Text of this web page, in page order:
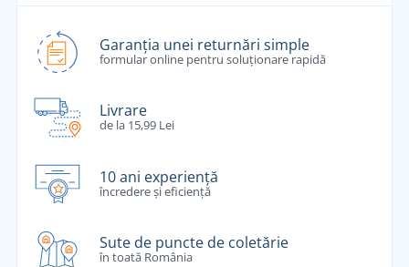
Garanția unei returnări simple
formular online pentru soluționare rapidă
Livrare
de la 15,99 Lei
10 ani experiență
încredere și eficiență
Sute de puncte de coletărie
în toată România